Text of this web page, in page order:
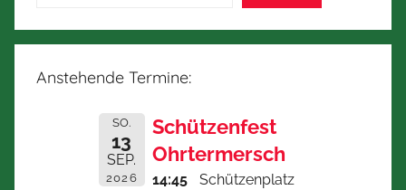
Anstehende Termine:
SO.
13
SEP.
2026
Schützenfest
Ohrtermersch
14:45
Schützenplatz